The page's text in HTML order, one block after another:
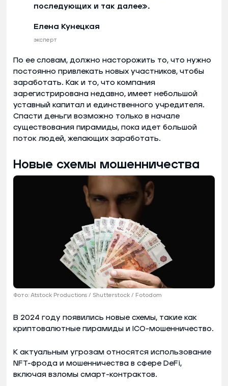
последующих и так далее».
Елена Кунецкая
эксперт
По ее словам, должно насторожить то, что нужно
постоянно привлекать новых участников, чтобы
заработать. Как и то, что компания
зарегистрирована недавно, имеет небольшой
уставный капитал и единственного учредителя.
Спасти деньги возможно только в начале
существования пирамиды, пока идет большой
поток людей, желающих заработать.
Новые схемы мошенничества
Фото: Atstock Productions / Shutterstock / Fotodom
В 2024 году появились новые схемы, такие как
криптовалютные пирамиды и ICO-мошенничество.
К актуальным угрозам относятся использование
NFT-фрода и мошенничества в сфере DeFi,
включая взломы смарт-контрактов.